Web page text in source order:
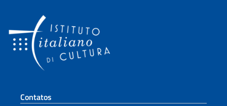
Seção de rodapé
Contatos